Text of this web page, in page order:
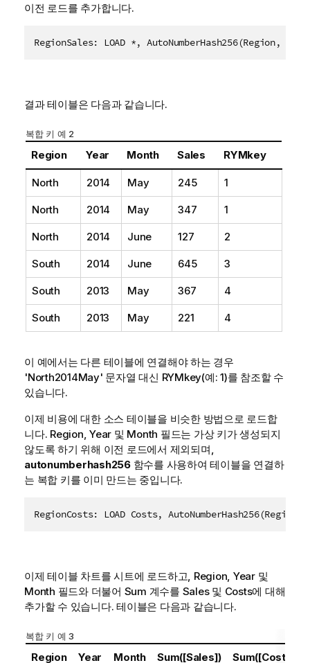
이전 로드를 추가합니다.
결과 테이블은 다음과 같습니다.
복합 키 예 2
Region Year Month Sales RYMkey
North 2014 May 245 1
North 2014 May 347 1
North 2014 June 127 2
South 2014 June 645 3
South 2013 May 367 4
South 2013 May 221 4
이 예에서는 다른 테이블에 연결해야 하는 경우
'North2014May' 문자열 대신 RYMkey(예: 1)를 참조할 수
있습니다.
이제 비용에 대한 소스 테이블을 비슷한 방법으로 로드합
니다. Region Year 및 Month 필드는 가상 키가 생성되지
않도록 하기 위해 이전 로드에서 제외되며,
autonumberhash256함수를 사용하여 테이블을 연결하
는 복합 키를 이미 만드는 중입니다.
이제 테이블 차트를 시트에 로드하고, Region Year및
Month 필드와 더불어 Sum 계수를 Sales 및 Costs에 대해
추가할 수 있습니다. 테이블은 다음과 같습니다.
복합 키 예 3
Region Year Month Sum([Sales]) Sum([Costs])